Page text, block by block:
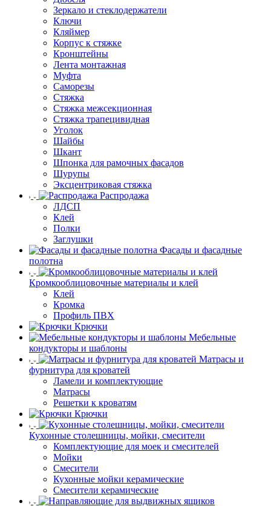
Зеркало и стеклодержатели
Ключи
Кляймер
Корпус к стяжке
Кронштейны
Лента монтажная
Муфта
Саморезы
Стяжка
Стяжка межсекционная
Стяжка трапецивидная
Уголок
Шайбы
Шкант
Шпонка для рамочных фасадов
Шурупы
Эксцентриковая стяжка
Распродажа
ЛДСП
Клей
Полки
Заглушки
Фасады и фасадные
полотна
Кромкооблицовочные материалы и клей
Клей
Кромка
Профиль ПВХ
Крючки
Мебельные
кондукторы и шаблоны
Матрасы и
фурнитура для кроватей
Ламели и комплектующие
Матрасы
Решетки к кроватям
Крючки
Кухонные столешницы, мойки, смесители
Комплектующие для моек и смесителей
Мойки
Смесители
Кухонные мойки керамические
Смесители керамические